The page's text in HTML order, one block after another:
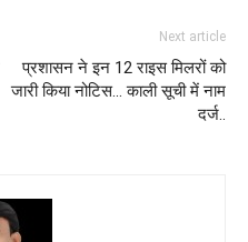
Next article
प्रशासन ने इन 12 राइस मिलरों को
जारी किया नोटिस... काली सूची में नाम
दर्ज..